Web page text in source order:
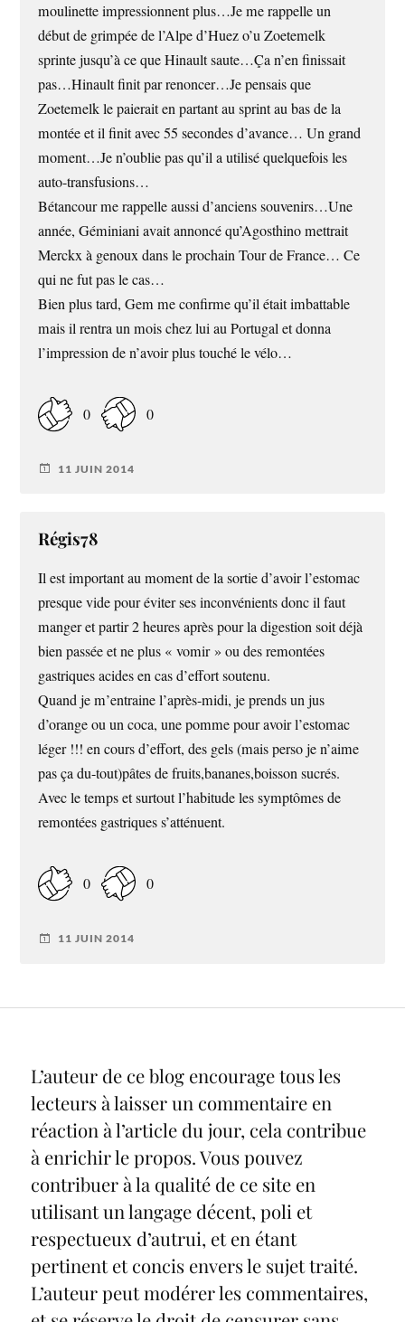
moulinette impressionnent plus…Je me rappelle un
début de grimpée de l’Alpe d’Huez o’u Zoetemelk
sprinte jusqu’à ce que Hinault saute…Ça n’en finissait
pas…Hinault finit par renoncer…Je pensais que
Zoetemelk le paierait en partant au sprint au bas de la
montée et il finit avec 55 secondes d’avance… Un grand
moment…Je n’oublie pas qu’il a utilisé quelquefois les
auto-transfusions…
Bétancour me rappelle aussi d’anciens souvenirs…Une
année, Géminiani avait annoncé qu’Agosthino mettrait
Merckx à genoux dans le prochain Tour de France… Ce
qui ne fut pas le cas…
Bien plus tard, Gem me confirme qu’il était imbattable
mais il rentra un mois chez lui au Portugal et donna
l’impression de n’avoir plus touché le vélo…
0 0
11 JUIN 2014
Régis78
Il est important au moment de la sortie d’avoir l’estomac
presque vide pour éviter ses inconvénients donc il faut
manger et partir 2 heures après pour la digestion soit déjà
bien passée et ne plus « vomir » ou des remontées
gastriques acides en cas d’effort soutenu.
Quand je m’entraine l’après-midi, je prends un jus
d’orange ou un coca, une pomme pour avoir l’estomac
léger !!! en cours d’effort, des gels (mais perso je n’aime
pas ça du-tout)pâtes de fruits,bananes,boisson sucrés.
Avec le temps et surtout l’habitude les symptômes de
remontées gastriques s’atténuent.
0 0
11 JUIN 2014
L’auteur de ce blog encourage tous les
lecteurs à laisser un commentaire en
réaction à l’article du jour, cela contribue
à enrichir le propos. Vous pouvez
contribuer à la qualité de ce site en
utilisant un langage décent, poli et
respectueux d’autrui, et en étant
pertinent et concis envers le sujet traité.
L’auteur peut modérer les commentaires,